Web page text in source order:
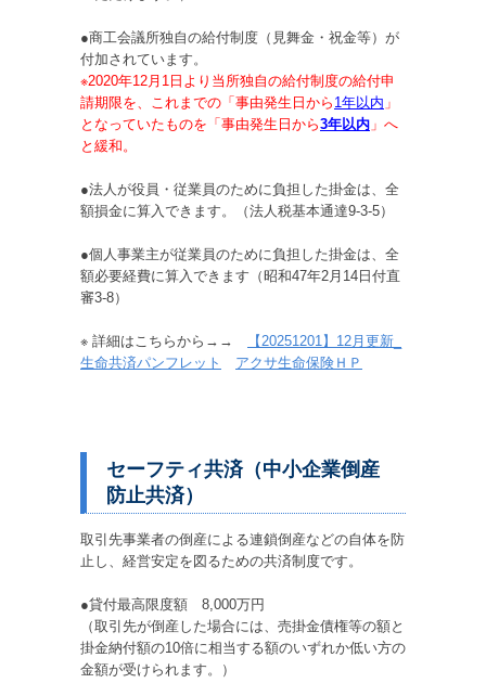
●商工会議所独自の給付制度（見舞金・祝金等）が
付加されています。
※2020年12月1日より当所独自の給付制度の給付申
請期限を、これまでの「事由発生日から 1年以内 」
となっていたものを「事由発生日から3年以内 」へ
と緩和。
●法人が役員・従業員のために負担した掛金は、全
額損金に算入できます。（法人税基本通達9-3-5）
●個人事業主が従業員のために負担した掛金は、全
額必要経費に算入できます（昭和47年2月14日付直
審3-8）
※ 詳細はこちらから→→
【20251201】12月更新_
生命共済パンフレット
アクサ生命保険ＨＰ
セーフティ共済（中小企業倒産
防止共済）
取引先事業者の倒産による連鎖倒産などの自体を防
止し、経営安定を図るための共済制度です。
●貸付最高限度額 8,000万円
（取引先が倒産した場合には、売掛金債権等の額と
掛金納付額の10倍に相当する額のいずれか低い方の
金額が受けられます。）